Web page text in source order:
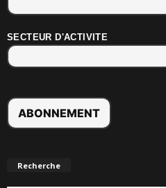
SECTEUR D'ACTIVITE
Recherche